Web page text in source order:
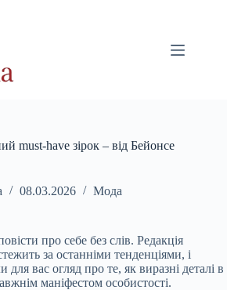
must-have зірок – від Бейонсе
08.03.2026 Мода
про себе без слів. Редакція
за останніми тенденціями, і
для вас огляд про те, як виразні деталі в
маніфестом особистості.